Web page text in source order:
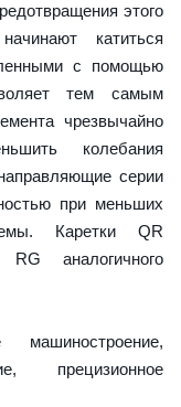
этого
катиться
с помощью
тем самым
чрезвычайно
колебания
серии
при меньших
Каретки QR
аналогичного
прецизионное